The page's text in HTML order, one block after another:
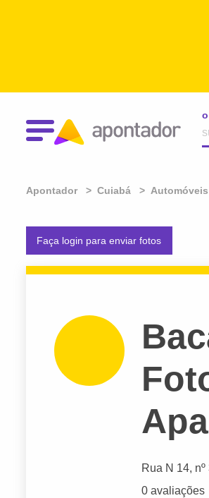
Apontador Cuiabá
Faça login para enviar fotos
Rua N 14,
0 avaliações